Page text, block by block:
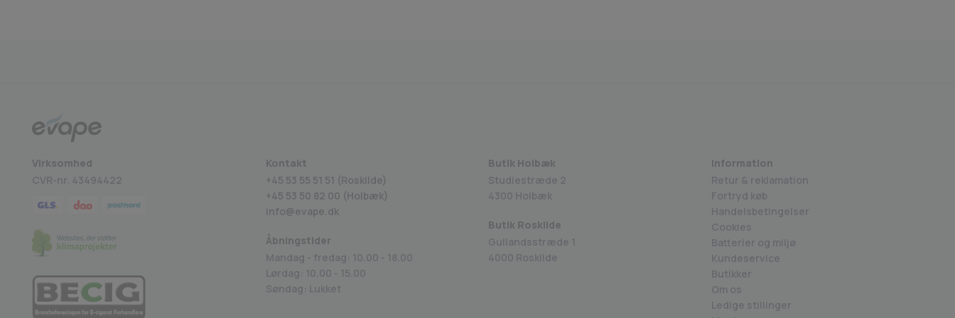
Virksomhed
CVR-nr. 43494422
Kontakt
+45 53 55 51 51 (Roskilde)
+45 53 50 82 00 (Holbæk)
info@evape.dk
Åbningstider
Mandag - fredag: 10.00 - 18.00
Lørdag: 10.00 - 15.00
Søndag: Lukket
Butik Holbæk
Studiestræde 2
4300 Holbæk
Butik Roskilde
Gullandsstræde 1
4000 Roskilde
Information
Retur & reklamation
Fortryd køb
Handelsbetingelser
Cookies
Batterier og miljø
Kundeservice
Butikker
Om os
Ledige stillinger